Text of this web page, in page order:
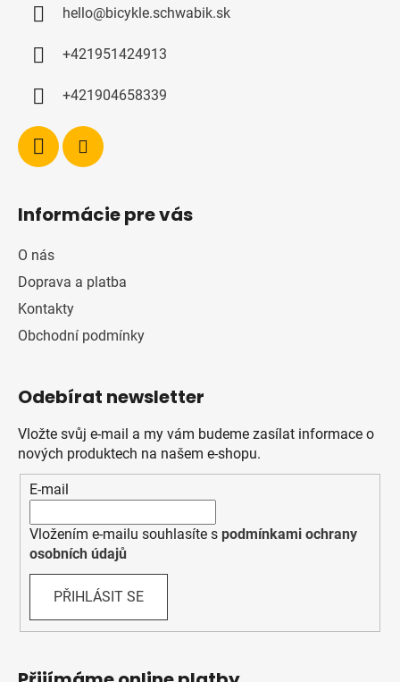
hello@bicykle.schwabik.sk
+421951424913
+421904658339
Informácie pre vás
O nás
Doprava a platba
Kontakty
Obchodní podmínky
Odebírat newsletter
Vložte svůj e-mail a my vám budeme zasílat informace o
nových produktech na našem e-shopu.
E-mail
Vložením e-mailu souhlasíte s podmínkami ochrany
osobních údajů
PŘIHLÁSIT SE